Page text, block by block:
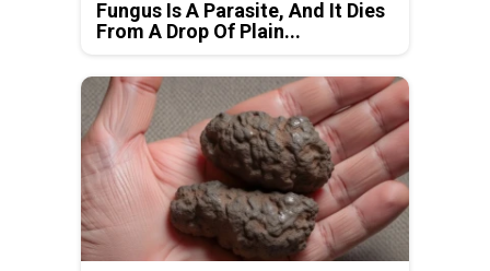
Fungus Is A Parasite, And It Dies
From A Drop Of Plain...